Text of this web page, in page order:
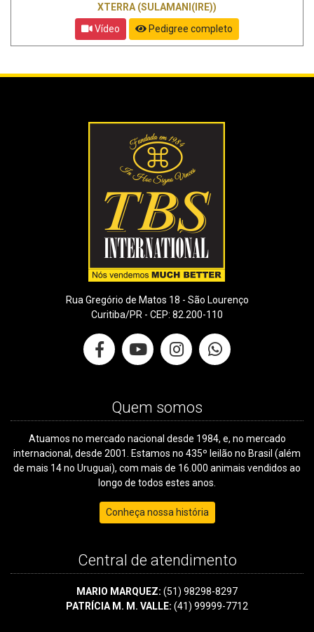
XTERRA (SULAMANI(IRE))
Vídeo
Pedigree completo
Rua Gregório de Matos 18 - São Lourenço
Curitiba/PR - CEP: 82.200-110
Quem somos
Atuamos no mercado nacional desde 1984, e, no mercado
internacional, desde 2001. Estamos no 435º leilão no Brasil (além
de mais 14 no Uruguai), com mais de 16.000 animais vendidos ao
longo de todos estes anos.
Conheça nossa história
Central de atendimento
MARIO MARQUEZ: (51) 98298-8297
PATRÍCIA M. M. VALLE: (41) 99999-7712